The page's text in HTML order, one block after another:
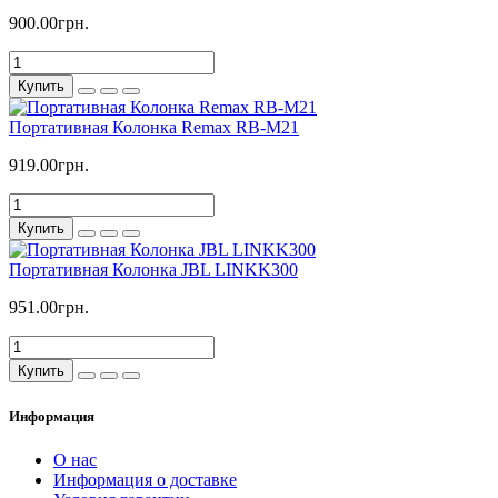
900.00грн.
Купить
Портативная Колонка Remax RB-M21
919.00грн.
Купить
Портативная Колонка JBL LINKK300
951.00грн.
Купить
Информация
О нас
Информация о доставке